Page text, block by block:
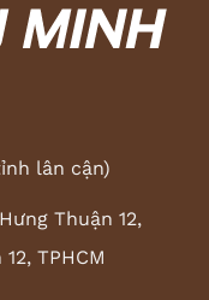
lân cận)
Thuận 12,
TPHCM